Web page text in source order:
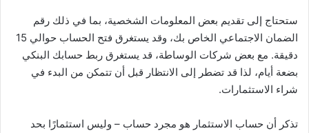
ستحتاج إلى تقديم بعض المعلومات الشخصية، بما في ذلك رقم
الضمان الاجتماعي الخاص بك، وقد يستغرق فتح الحساب حوالي 15
دقيقة. مع بعض شركات الوساطة، قد يستغرق ربط حسابك البنكي
بضعة أيام، لذا قد تضطر إلى الانتظار قبل أن تتمكن من البدء في
شراء الاستثمارات.
تذكر أن حساب الاستثمار هو مجرد حساب – وليس استثمارًا بحد